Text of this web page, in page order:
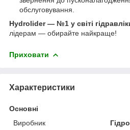
обслуговування.
Hydrolider — №1 у світі
лідерам — обирайте найкраще!
Приховати
Характеристики
Основні
Виробник